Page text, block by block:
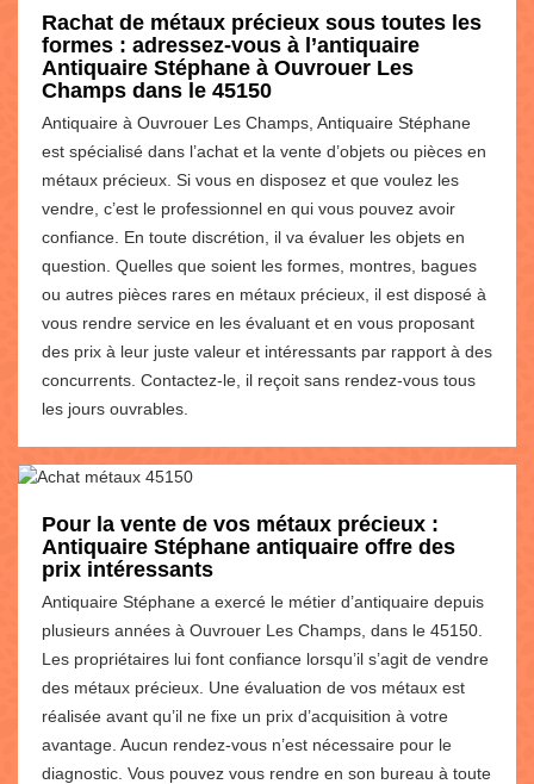
Rachat de métaux précieux sous toutes les
formes : adressez-vous à l’antiquaire
Antiquaire Stéphane à Ouvrouer Les
Champs dans le 45150
Antiquaire à Ouvrouer Les Champs, Antiquaire Stéphane
est spécialisé dans l’achat et la vente d’objets ou pièces en
métaux précieux. Si vous en disposez et que voulez les
vendre, c’est le professionnel en qui vous pouvez avoir
confiance. En toute discrétion, il va évaluer les objets en
question. Quelles que soient les formes, montres, bagues
ou autres pièces rares en métaux précieux, il est disposé à
vous rendre service en les évaluant et en vous proposant
des prix à leur juste valeur et intéressants par rapport à des
concurrents. Contactez-le, il reçoit sans rendez-vous tous
les jours ouvrables.
Pour la vente de vos métaux précieux :
Antiquaire Stéphane antiquaire offre des
prix intéressants
Antiquaire Stéphane a exercé le métier d’antiquaire depuis
plusieurs années à Ouvrouer Les Champs, dans le 45150.
Les propriétaires lui font confiance lorsqu’il s’agit de vendre
des métaux précieux. Une évaluation de vos métaux est
réalisée avant qu’il ne fixe un prix d’acquisition à votre
avantage. Aucun rendez-vous n’est nécessaire pour le
diagnostic. Vous pouvez vous rendre en son bureau à toute